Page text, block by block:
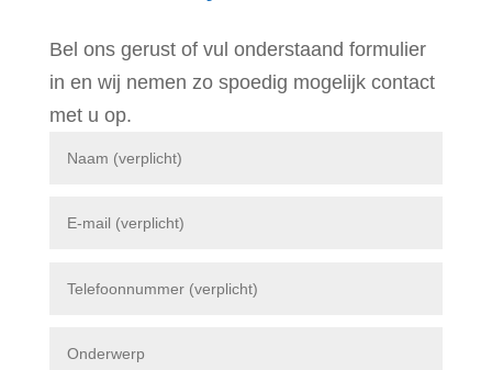
Bel ons gerust of vul onderstaand formulier
in en wij nemen zo spoedig mogelijk contact
met u op.